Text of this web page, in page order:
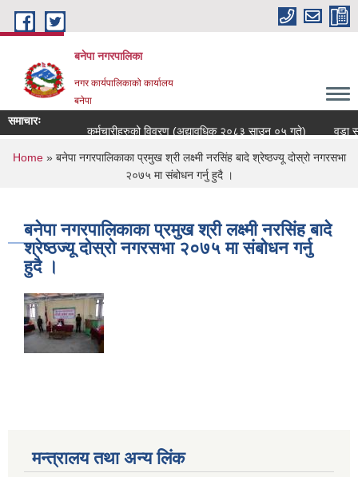
Skip to main content
बनेपा नगरपालिका
नगर कार्यपालिकाको कार्यालय
बनेपा
समाचारः
कर्मचारीहरुको विवरण (अद्यावधिक २०८३ साउन ०५ गते)
वडा
You are here
Home» बनेपा नगरपालिकाका प्रमुख श्री लक्ष्मी नरसिंह बादे श्रेष्ठज्यू दोस्रो नगरसभा
२०७५ मा संबोधन गर्नु हुदै ।
बनेपा नगरपालिकाका प्रमुख श्री लक्ष्मी नरसिंह बादे
श्रेष्ठज्यू दोस्रो नगरसभा २०७५ मा संबोधन गर्नु
हुदै ।
मन्त्रालय तथा अन्य लिंक